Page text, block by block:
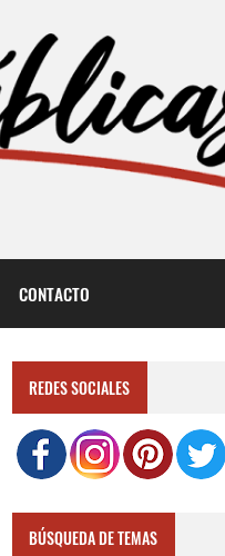
CONTACTO
REDES SOCIALES
BÚSQUEDA DE TEMAS